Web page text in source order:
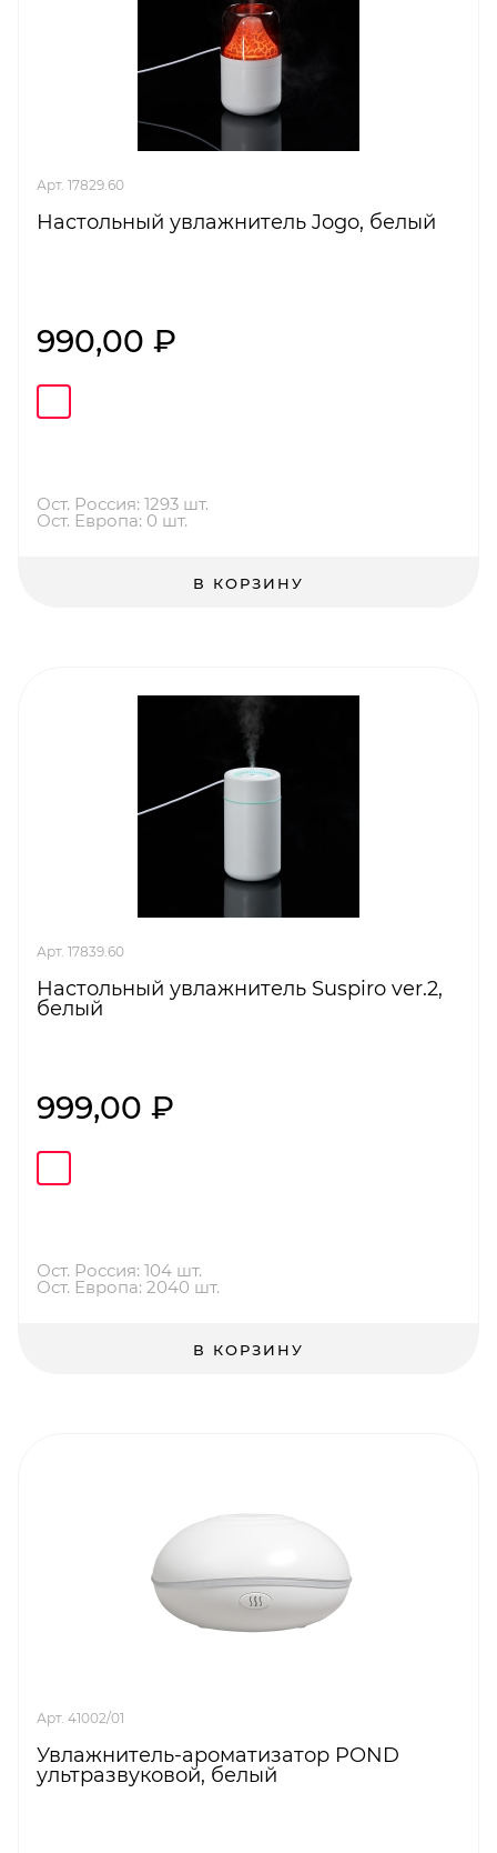
Арт. 17829.60
Настольный увлажнитель Jogo, белый
990,00 ₽
Ост. Россия: 1293 шт.
Ост. Европа: 0 шт.
В КОРЗИНУ
Арт. 17839.60
Настольный увлажнитель Suspiro ver.2,
белый
999,00 ₽
Ост. Россия: 104 шт.
Ост. Европа: 2040 шт.
В КОРЗИНУ
Арт. 41002/01
Увлажнитель-ароматизатор POND
ультразвуковой, белый